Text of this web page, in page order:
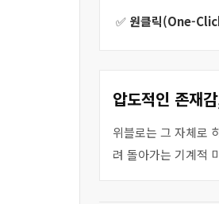
✅ 원클릭(One-
압도적인 존재
위블로는 그 자체로
려 돌아가는 기계적